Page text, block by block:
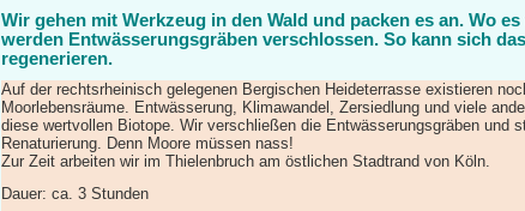
Wir gehen mit Werkzeug in den Wald und packen es an. Wo
werden Entwässerungsgräben verschlossen. So kann sich
regenerieren.
Auf der rechtsrheinisch gelegenen Bergischen Heideterrasse existieren
Moorlebensräume. Entwässerung, Klimawandel, Zersiedlung und viele
diese wertvollen Biotope. Wir verschließen die Entwässerungsgräben und
Renaturierung. Denn Moore müssen nass!
Zur Zeit arbeiten wir im Thielenbruch am östlichen Stadtrand von Köln.
Dauer: ca. 3 Stunden